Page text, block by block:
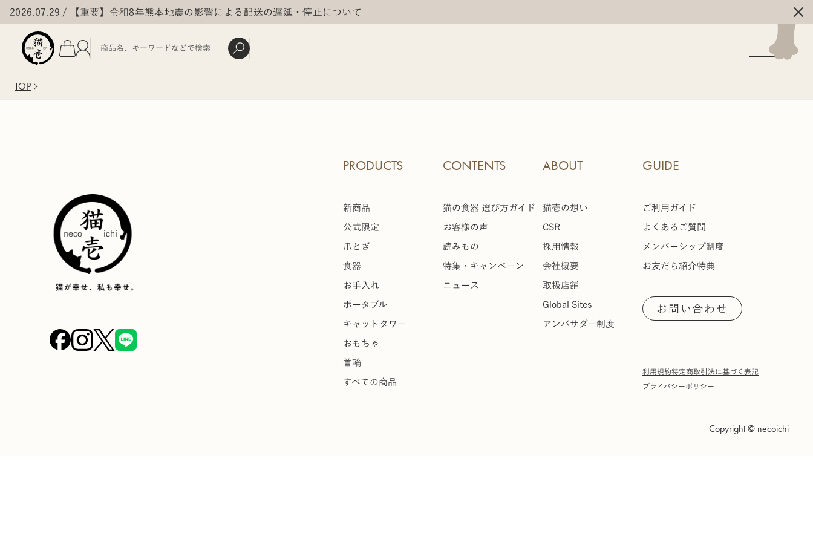
2026.07.29 【重要】令和8年熊本地震の影響による配送の遅延・停止について
TOP
PRODUCTS
新商品
公式限定
爪とぎ
食器
お手入れ
ポータブル
キャットタワー
おもちゃ
首輪
すべての商品
CONTENTS
猫の食器 選び方ガイド
お客様の声
読みもの
特集・キャンペーン
ニュース
ABOUT
猫壱の想い
CSR
採用情報
会社概要
取扱店舗
Global Sites
アンバサダー制度
GUIDE
ご利用ガイド
よくあるご質問
メンバーシップ制度
お友だち紹介特典
お問い合わせ
利用規約特定商取引法に基づく表記
プライバシーポリシー
Copyright © necoichi